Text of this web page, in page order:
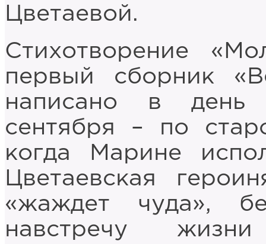
Цветаевой.
Стихотворение
первый сборник
написано в день
сентября – по
когда Марине
Цветаевская
«жаждет чуда»,
навстречу